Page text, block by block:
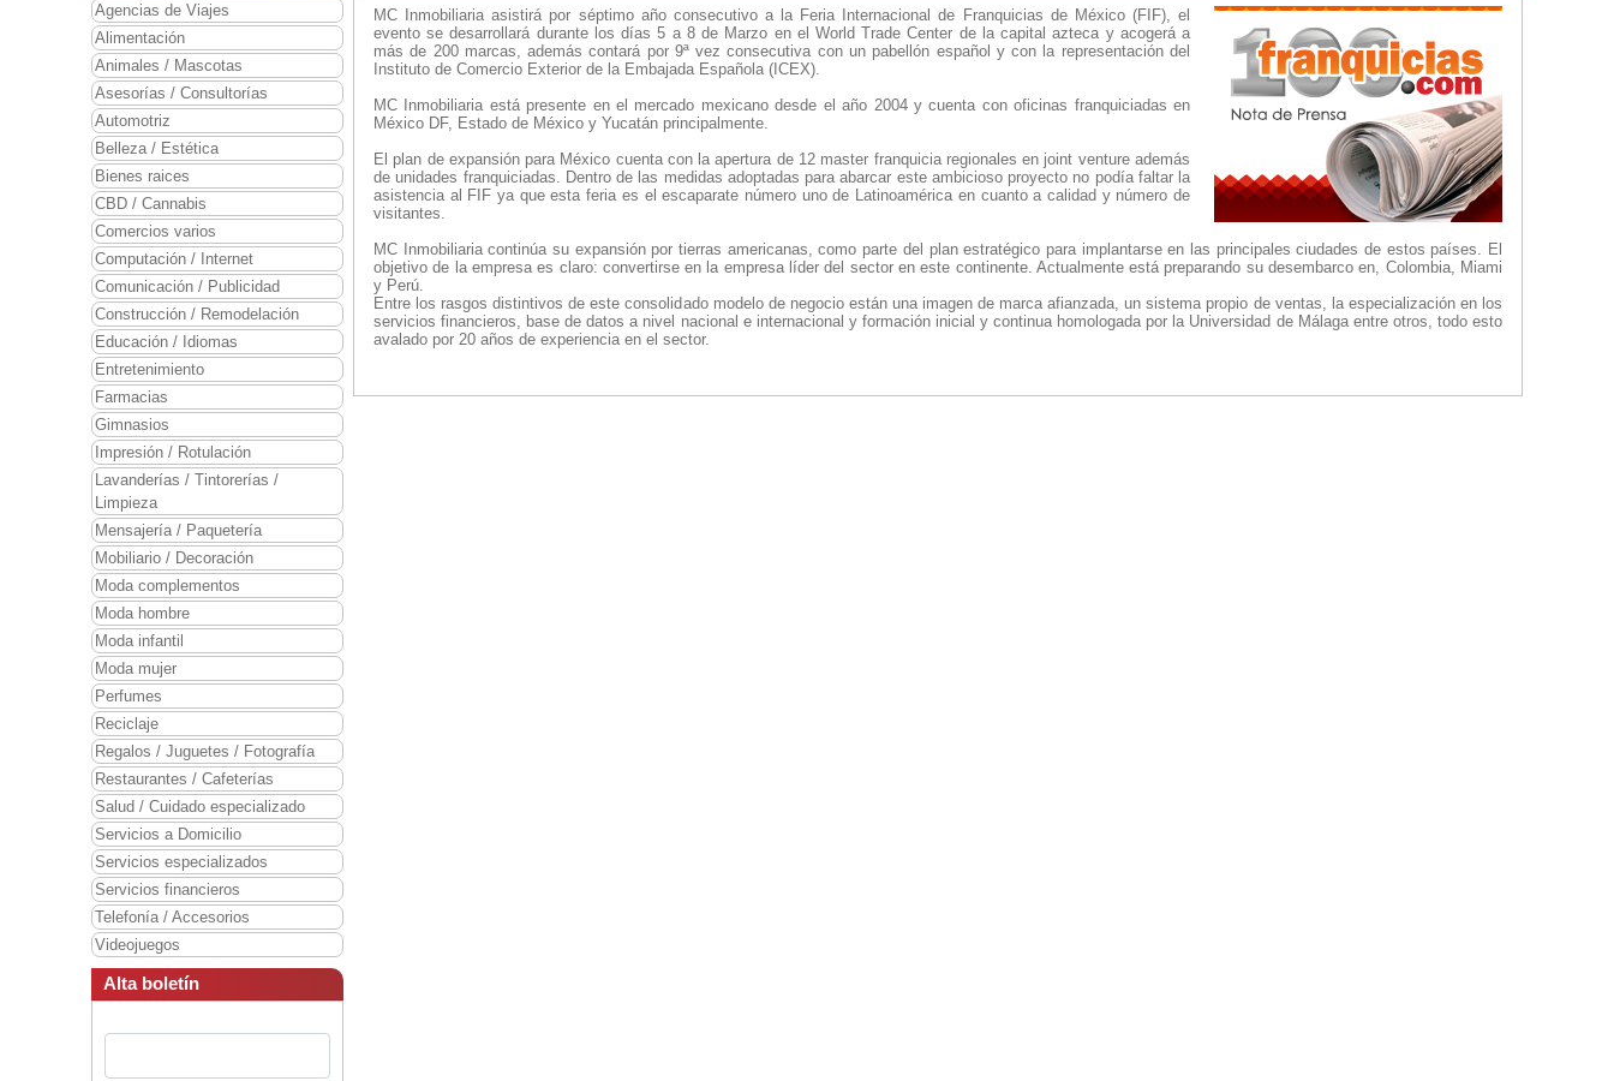
Agencias de Viajes
Alimentación
Animales / Mascotas
Asesorías / Consultorías
Automotriz
Belleza / Estética
Bienes raices
CBD / Cannabis
Comercios varios
Computación / Internet
Comunicación / Publicidad
Construcción / Remodelación
Educación / Idiomas
Entretenimiento
Farmacias
Gimnasios
Impresión / Rotulación
Lavanderías / Tintorerías /
Limpieza
Mensajería / Paquetería
Mobiliario / Decoración
Moda complementos
Moda hombre
Moda infantil
Moda mujer
Perfumes
Reciclaje
Regalos / Juguetes / Fotografía
Restaurantes / Cafeterías
Salud / Cuidado especializado
Servicios a Domicilio
Servicios especializados
Servicios financieros
Telefonía / Accesorios
Videojuegos
Alta boletín
MC Inmobiliaria asistirá por séptimo año consecutivo a la Feria Internacional de Franquicias de México (FIF), el
evento se desarrollará durante los días 5 a 8 de Marzo en el World Trade Center de la capital azteca y acogerá a
más de 200 marcas, además contará por 9ª vez consecutiva con un pabellón español y con la representación del
Instituto de Comercio Exterior de la Embajada Española (ICEX).
MC Inmobiliaria está presente en el mercado mexicano desde el año 2004 y cuenta con oficinas franquiciadas en
México DF, Estado de México y Yucatán principalmente.
El plan de expansión para México cuenta con la apertura de 12 master franquicia regionales en joint venture además
de unidades franquiciadas. Dentro de las medidas adoptadas para abarcar este ambicioso proyecto no podía faltar la
asistencia al FIF ya que esta feria es el escaparate número uno de Latinoamérica en cuanto a calidad y número de
visitantes.
MC Inmobiliaria continúa su expansión por tierras americanas, como parte del plan estratégico para implantarse en las principales ciudades de estos países. El
objetivo de la empresa es claro: convertirse en la empresa líder del sector en este continente. Actualmente está preparando su desembarco en, Colombia, Miami
y Perú.
Entre los rasgos distintivos de este consolidado modelo de negocio están una imagen de marca afianzada, un sistema propio de ventas, la especialización en los
servicios financieros, base de datos a nivel nacional e internacional y formación inicial y continua homologada por la Universidad de Málaga entre otros, todo esto
avalado por 20 años de experiencia en el sector.